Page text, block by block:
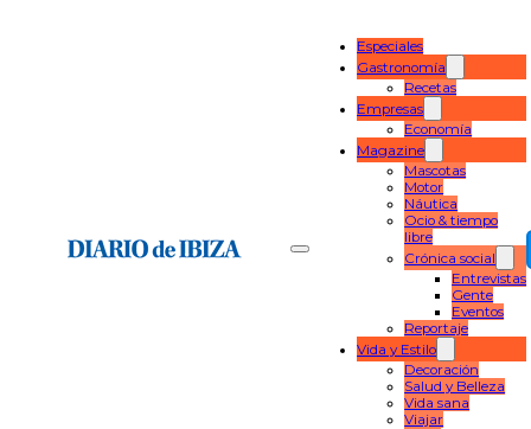
Especiales
Gastronomía
Recetas
Empresas
Economía
Magazine
Mascotas
Motor
Náutica
Ocio & tiempo
libre
Crónica social
Entrevistas
Gente
Eventos
Reportaje
Vida y Estilo
Decoración
Salud y Belleza
Vida sana
Viajar